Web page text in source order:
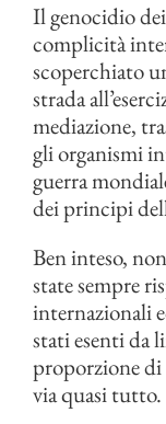
Il genocidio
complicità
scoperchiato
strada
mediazione,
gli organismi
guerra
dei principi
Ben inteso,
state sempre
internazionali
stati esenti da
proporzione di
via quasi tutto.